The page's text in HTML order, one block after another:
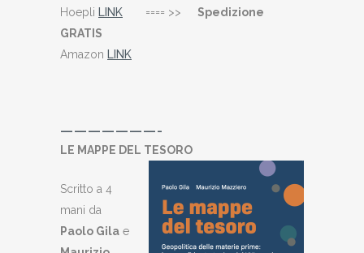
Hoepli LINK ==== >> Spedizione
GRATIS
Amazon LINK
———————-
LE MAPPE DEL TESORO
Scritto a 4
mani da
Paolo Gila e